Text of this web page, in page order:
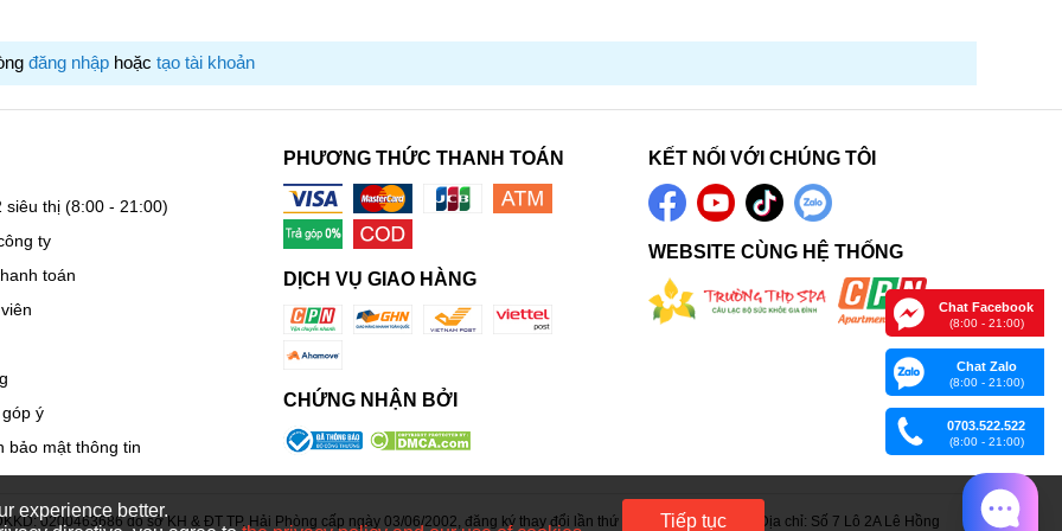
experience better.
Tiếp tục
dầy dặn cho độ đàn hồi và thoải mái khi sử dụng (ORIGINAL
trí
quá trình sử dụng
đăng nhập hoặc tạo tài khoản
siêu thị(8:00 - 21:00)
ty
toán
ý
bảo mật thông tin
PHƯƠNG THỨC THANH TOÁN
DỊCH VỤ GIAO HÀNG
CHỨNG NHẬN BỞI
KẾT NỐI VỚI CHÚNG TÔI
WEBSITE CÙNG HỆ THỐNG
0200463686 do sở KH & ĐT TP. Hải Phòng cấp ngày 03/06/2002, đăng ký thay đổi lần thứ 15 ngày 05/06/2023. Địa chỉ: Số 7 Lô 2A Lê Hồng
Chat Facebook
(8:00 - 21:00)
Chat Zalo
(8:00 - 21:00)
0703.522.522
(8:00 - 21:00)